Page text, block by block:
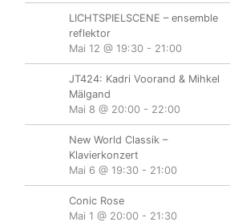
LICHTSPIELSCENE – ensemble
reflektor
Mai 12 @ 19:30 - 21:00
JT424: Kadri Voorand & Mihkel
Mälgand
Mai 8 @ 20:00 - 22:00
New World Classik –
Klavierkonzert
Mai 6 @ 19:30 - 21:00
Conic Rose
Mai 1 @ 20:00 - 21:30